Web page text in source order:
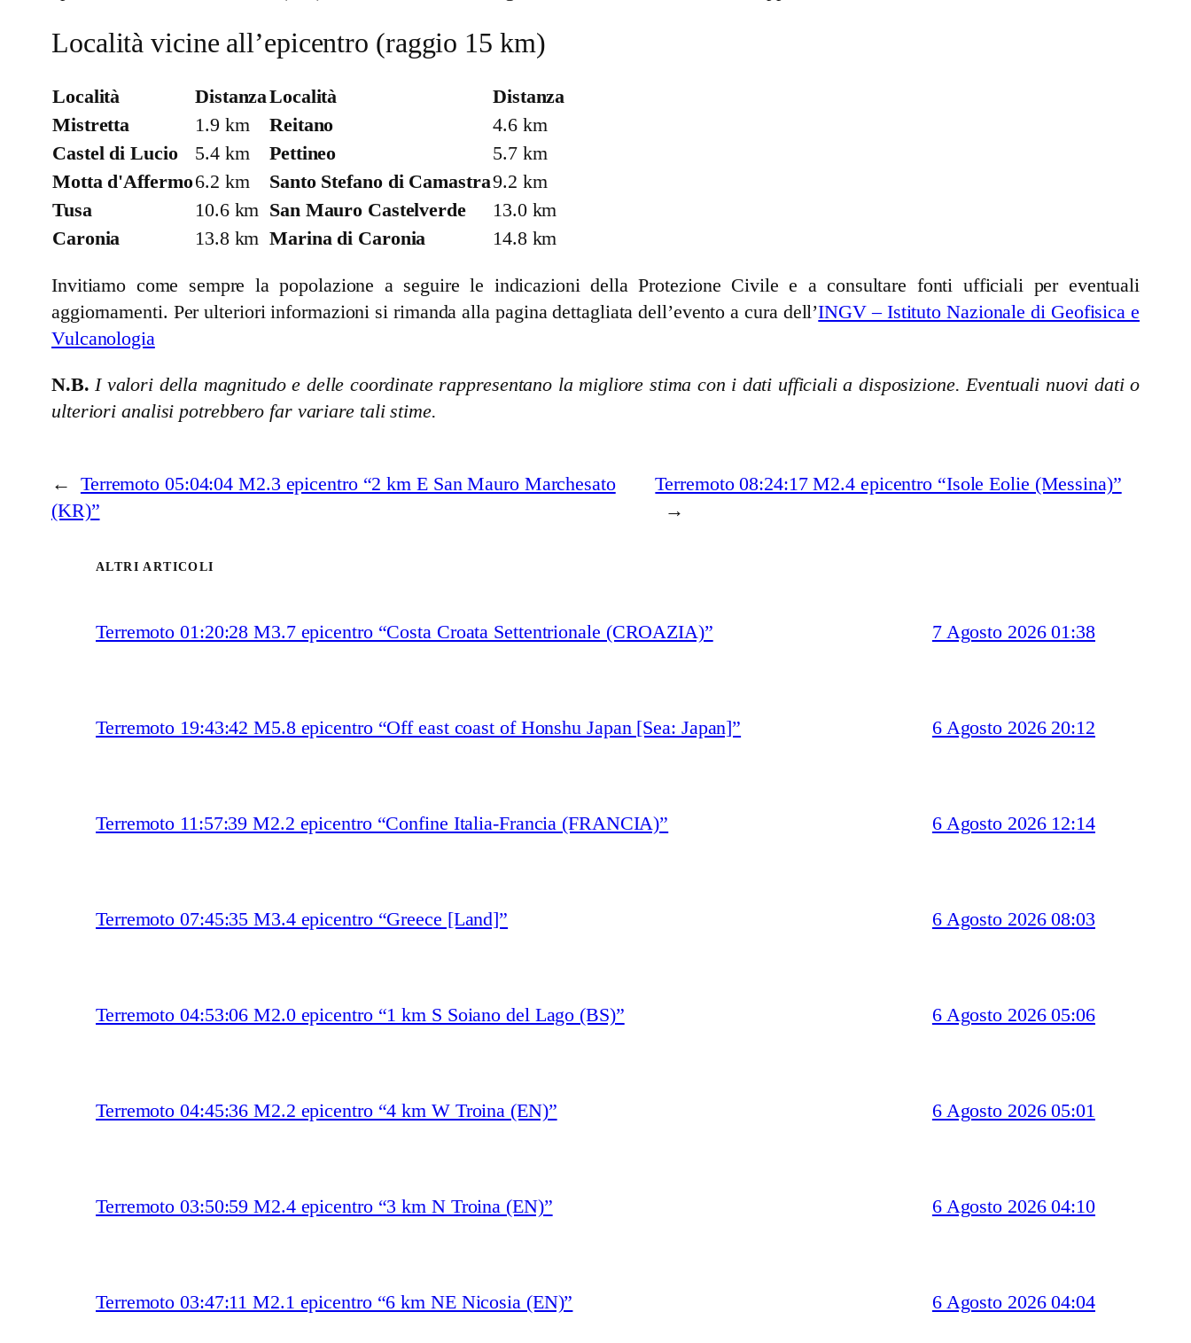
Località vicine all’epicentro (raggio 15 km)
Località DistanzaLocalità
Distanza
Mistretta
1.9 km Reitano
4.6 km
Castel di Lucio
5.4 km Pettineo
5.7 km
Motta d'Affermo6.2 km Santo Stefano di Camastra9.2 km
Tusa
10.6 km San Mauro Castelverde
13.0 km
Caronia
13.8 km Marina di Caronia 14.8 km
Invitiamo come sempre la popolazione a seguire le indicazioni della Protezione Civile e a consultare fonti ufficiali per eventuali
aggiornamenti. Per ulteriori informazioni si rimanda alla pagina dettagliata dell’evento a cura dell’INGV – Istituto Nazionale di Geofisica e
Vulcanologia
N.B. I valori della magnitudo e delle coordinate rappresentano la migliore stima con i dati ufficiali a disposizione. Eventuali nuovi dati o
ulteriori analisi potrebbero far variare tali stime.
← Terremoto 05:04:04 M2.3 epicentro “2 km E San Mauro Marchesato
(KR)”
Terremoto 08:24:17 M2.4 epicentro “Isole Eolie (Messina)”
→
ALTRI ARTICOLI
Terremoto 01:20:28 M3.7 epicentro “Costa Croata Settentrionale (CROAZIA)” 7 Agosto 2026 01:38
Terremoto 19:43:42 M5.8 epicentro “Off east coast of Honshu Japan [Sea: Japan]” 6 Agosto 2026 20:12
Terremoto 11:57:39 M2.2 epicentro “Confine Italia-Francia (FRANCIA)” 6 Agosto 2026 12:14
Terremoto 07:45:35 M3.4 epicentro “Greece [Land]” 6 Agosto 2026 08:03
Terremoto 04:53:06 M2.0 epicentro “1 km S Soiano del Lago (BS)” 6 Agosto 2026 05:06
Terremoto 04:45:36 M2.2 epicentro “4 km W Troina (EN)” 6 Agosto 2026 05:01
Terremoto 03:50:59 M2.4 epicentro “3 km N Troina (EN)” 6 Agosto 2026 04:10
Terremoto 03:47:11 M2.1 epicentro “6 km NE Nicosia (EN)” 6 Agosto 2026 04:04